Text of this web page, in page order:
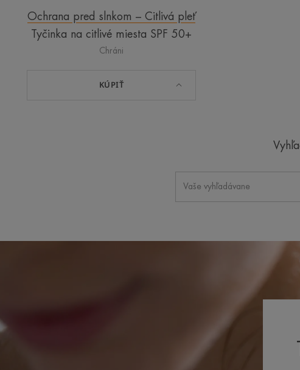
Ochrana pred slnkom – Citlivá pleť
Tyčinka na citlivé miesta SPF 50+
Chráni
KÚPIŤ